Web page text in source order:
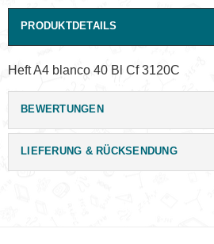
PRODUKTDETAILS
Heft A4 blanco 40 Bl Cf 3120C
BEWERTUNGEN
LIEFERUNG & RÜCKSENDUNG